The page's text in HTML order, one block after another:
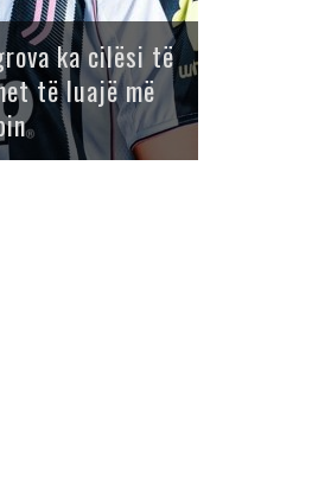
ka cilësi të
të luajë më